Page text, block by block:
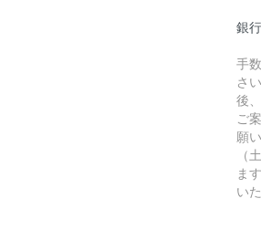
銀
手
さ
後
ご
願
（
ま
い